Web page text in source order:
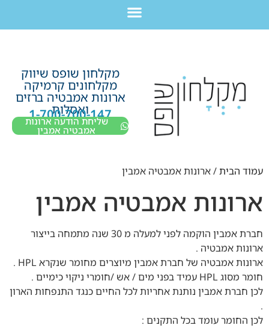
מקלחון שופס שיווק
מקלחונים קרמיקה
ארונות אמבטיה ברזים
ואסלות
1-700-700-147
שליחת הודעה ארונות
אמבטיה אמבין
עמוד הבית/ ארונות אמבטיה אמבין
ארונות אמבטיה אמבין
חברת אמבין הוקמה לפני למעלה מ 30 שנה מתמחה בייצור
ארונות אמבטיה .
ארונות אמבטיה של חברת אמבין מיוצרים מחומר שנקרא HPL .
חומר מסוג HPL עמיד בפני מים / אש /חומרי ניקוי כימיים .
לכן חברת אמבין נותנת אחריות לכל החיים כנגד התנפחות הארון
.
לכן החומר עומד בכל התקנים :